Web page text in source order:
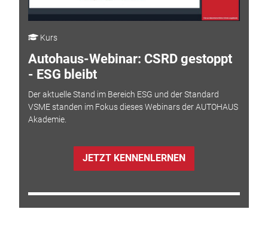
Kurs
Autohaus-Webinar: CSRD gestoppt
- ESG bleibt
Der aktuelle Stand im Bereich ESG und der Standard
VSME standen im Fokus dieses Webinars der AUTOHAUS
Akademie.
JETZT KENNENLERNEN